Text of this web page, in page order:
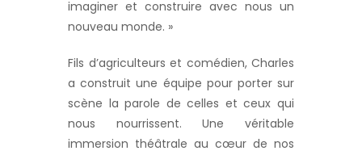
imaginer et construire avec nous un
nouveau monde. »
Fils d’agriculteurs et comédien, Charles
a construit une équipe pour porter sur
scène la parole de celles et ceux qui
nous nourrissent. Une véritable
immersion théâtrale au cœur de nos